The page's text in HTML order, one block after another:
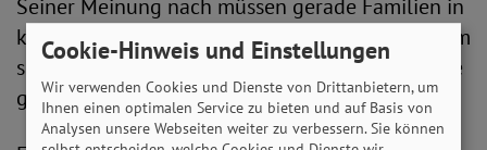
Seiner Meinung nach müssen gerade Familien in
komplexen Lebenslagen entlastet werden, indem
sie wissen: Für ihr Kind wird alles an einer Stelle
geregelt.
Cookie-Hinweis und Einstellungen
Wir verwenden Cookies und Dienste von Drittanbietern, um
Ihnen einen optimalen Service zu bieten und auf Basis von
Analysen unsere Webseiten weiter zu verbessern. Sie können